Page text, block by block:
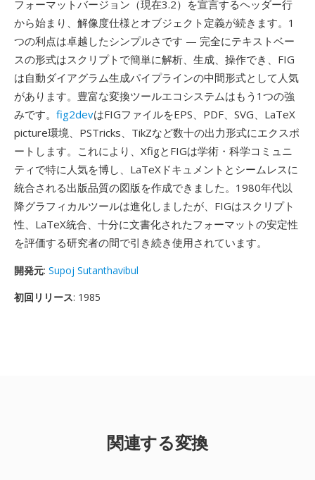
フォーマットバージョン（現在3.2）を宣言するヘッダー行
から始まり、解像度仕様とオブジェクト定義が続きます。1
つの利点は卓越したシンプルさです — 完全にテキストベー
スの形式はスクリプトで簡単に解析、生成、操作でき、FIG
は自動ダイアグラム生成パイプラインの中間形式として人気
があります。豊富な変換ツールエコシステムはもう1つの強
みです。 fig2devはFIGファイルをEPS、PDF、SVG、LaTeX
picture環境、PSTricks、TikZなど数十の出力形式にエクスポ
ートします。これにより、XfigとFIGは学術・科学コミュニ
ティで特に人気を博し、LaTeXドキュメントとシームレスに
統合される出版品質の図版を作成できました。1980年代以
降グラフィカルツールは進化しましたが、FIGはスクリプト
性、LaTeX統合、十分に文書化されたフォーマットの安定性
を評価する研究者の間で引き続き使用されています。
開発元: Supoj Sutanthavibul
初回リリース: 1985
関連する変換